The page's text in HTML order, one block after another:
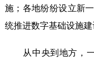
施；各地纷纷设立新
统推进数字基础设施建
从中央到地方，一